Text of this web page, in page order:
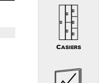
CASIERS